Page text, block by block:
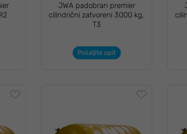
JWA padobran premier
cilindrični zatvoreni 3000 kg,
T3
Pošaljite upit